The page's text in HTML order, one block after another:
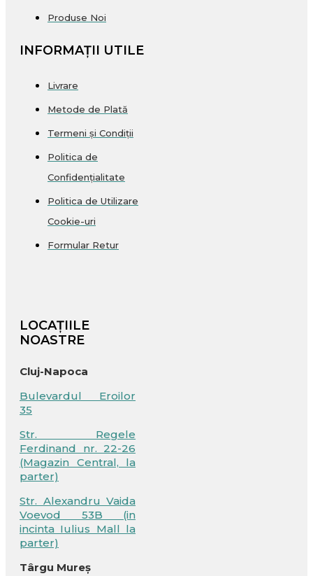
Produse Noi
INFORMAȚII UTILE
Livrare
Metode de Plată
Termeni și Condiții
Politica de
Confidențialitate
Politica de Utilizare
Cookie-uri
Formular Retur
LOCAȚIILE
NOASTRE
Cluj-Napoca
Bulevardul Eroilor
35
Str. Regele
Ferdinand nr. 22-26
(Magazin Central, la
parter)
Str. Alexandru Vaida
Voevod 53B (in
incinta Iulius Mall la
parter)
Târgu Mureș